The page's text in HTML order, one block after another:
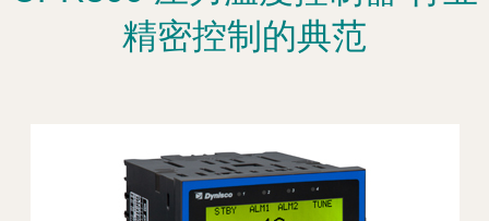
精密控制的典范